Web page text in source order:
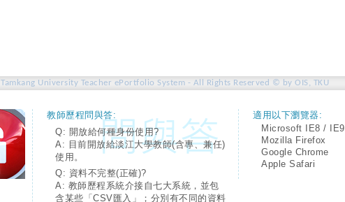
Tamkang University Teacher ePortfolio System - All Rights Reserved © by OIS, TKU
教師歷程問與答:
Q: 開放給何種身份使用?
A: 目前開放給淡江大學教師(含專、兼任)
使用。
Q: 資料不完整(正確)?
A: 教師歷程系統介接自七大系統，並包
含某些「CSV匯入」；分別有不同的資料
適用以下瀏覽器:
Microsoft IE8 / IE9
Mozilla Firefox
Google Chrome
Apple Safari